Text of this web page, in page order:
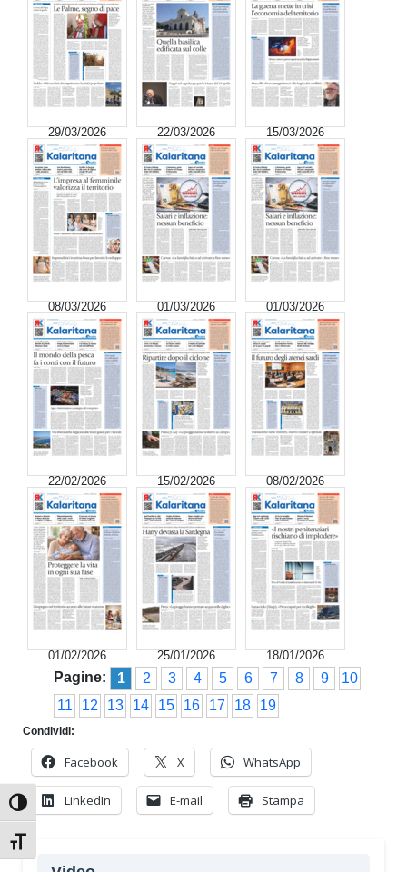
Attiva/disattiva alto contrasto
Attiva/disattiva dimensione testo
29/03/2026 22/03/2026 15/03/2026
08/03/2026 01/03/2026 01/03/2026
22/02/2026 15/02/2026 08/02/2026
01/02/2026 25/01/2026 18/01/2026
Pagine: 1 2 3 4 5 6 7 8 9
10
11
12 13 14 15 16 17 18 19
Condividi:
Facebook X WhatsApp
LinkedIn E-mail Stampa